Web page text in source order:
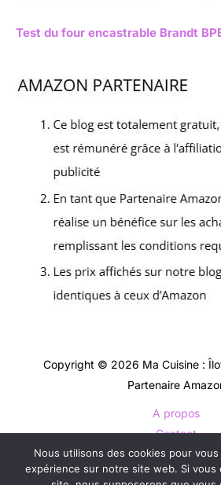
Test du four encastrable Brandt
Copyright © 2026 Ma Cuisine :
Partenaire
A propos
Contact
Plan du site
Mentions légales
Nous utilisons des cookies pour
expérience sur notre site web. Si vous